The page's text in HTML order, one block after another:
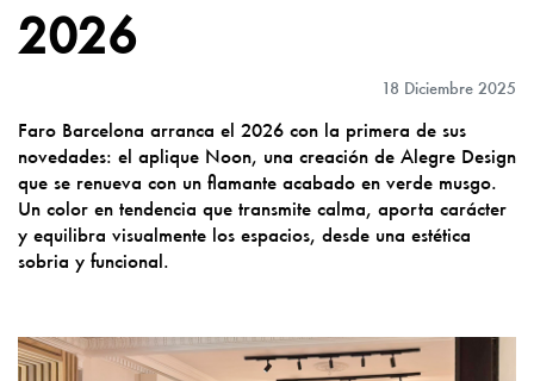
2026
18 Diciembre 2025
Faro Barcelona arranca el 2026 con la primera de sus
novedades: el aplique Noon, una creación de Alegre Design
que se renueva con un flamante acabado en verde musgo.
Un color en tendencia que transmite calma, aporta carácter
y equilibra visualmente los espacios, desde una estética
sobria y funcional.